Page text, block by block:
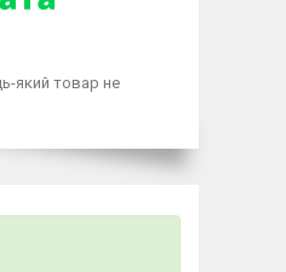
який товар не